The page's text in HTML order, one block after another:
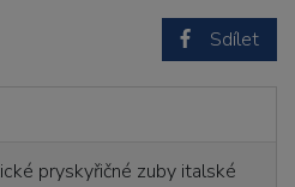
Sdílet
pryskyřičné zuby italské